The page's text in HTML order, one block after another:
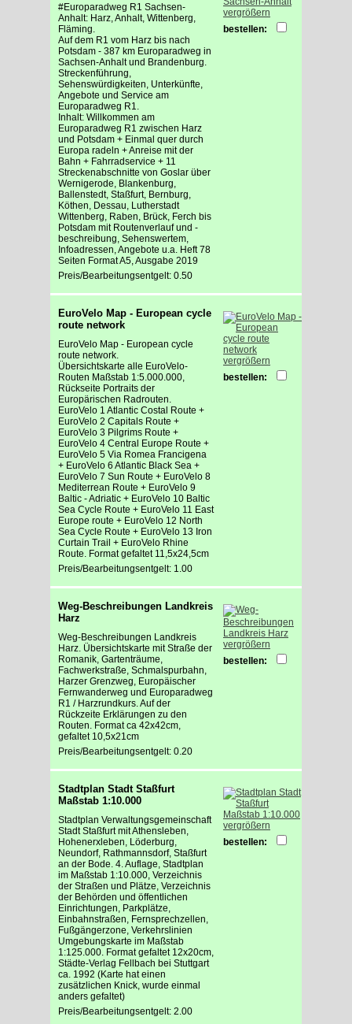
#Europaradweg R1 Sachsen-
Anhalt: Harz, Anhalt, Wittenberg,
Fläming.
Auf dem R1 vom Harz bis nach
Potsdam - 387 km Europaradweg in
Sachsen-Anhalt und Brandenburg.
Streckenführung,
Sehenswürdigkeiten, Unterkünfte,
Angebote und Service am
Europaradweg R1.
Inhalt: Willkommen am
Europaradweg R1 zwischen Harz
und Potsdam + Einmal quer durch
Europa radeln + Anreise mit der
Bahn + Fahrradservice + 11
Streckenabschnitte von Goslar über
Wernigerode, Blankenburg,
Ballenstedt, Staßfurt, Bernburg,
Köthen, Dessau, Lutherstadt
Wittenberg, Raben, Brück, Ferch bis
Potsdam mit Routenverlauf und -
beschreibung, Sehenswertem,
Infoadressen, Angebote u.a. Heft 78
Seiten Format A5, Ausgabe 2019
Preis/Bearbeitungsentgelt: 0.50
vergrößern
bestellen:
EuroVelo Map - European cycle
route network
EuroVelo Map - European cycle
route network.
Übersichtskarte alle EuroVelo-
Routen Maßstab 1:5.000.000,
Rückseite Portraits der
Europärischen Radrouten.
EuroVelo 1 Atlantic Costal Route +
EuroVelo 2 Capitals Route +
EuroVelo 3 Pilgrims Route +
EuroVelo 4 Central Europe Route +
EuroVelo 5 Via Romea Francigena
+ EuroVelo 6 Atlantic Black Sea +
EuroVelo 7 Sun Route + EuroVelo 8
Mediterrean Route + EuroVelo 9
Baltic - Adriatic + EuroVelo 10 Baltic
Sea Cycle Route + EuroVelo 11 East
Europe route + EuroVelo 12 North
Sea Cycle Route + EuroVelo 13 Iron
Curtain Trail + EuroVelo Rhine
Route. Format gefaltet 11,5x24,5cm
Preis/Bearbeitungsentgelt: 1.00
vergrößern
bestellen:
Weg-Beschreibungen Landkreis
Harz
Weg-Beschreibungen Landkreis
Harz. Übersichtskarte mit Straße der
Romanik, Gartenträume,
Fachwerkstraße, Schmalspurbahn,
Harzer Grenzweg, Europäischer
Fernwanderweg und Europaradweg
R1 / Harzrundkurs. Auf der
Rückzeite Erklärungen zu den
Routen. Format ca 42x42cm,
gefaltet 10,5x21cm
Preis/Bearbeitungsentgelt: 0.20
vergrößern
bestellen:
Stadtplan Stadt Staßfurt
Maßstab 1:10.000
Stadtplan Verwaltungsgemeinschaft
Stadt Staßfurt mit Athensleben,
Hohenerxleben, Löderburg,
Neundorf, Rathmannsdorf, Staßfurt
an der Bode. 4. Auflage, Stadtplan
im Maßstab 1:10.000, Verzeichnis
der Straßen und Plätze, Verzeichnis
der Behörden und öffentlichen
Einrichtungen, Parkplätze,
Einbahnstraßen, Fernsprechzellen,
Fußgängerzone, Verkehrslinien
Umgebungskarte im Maßstab
1:125.000. Format gefaltet 12x20cm,
Städte-Verlag Fellbach bei Stuttgart
ca. 1992 (Karte hat einen
zusätzlichen Knick, wurde einmal
anders gefaltet)
Preis/Bearbeitungsentgelt: 2.00
vergrößern
bestellen: